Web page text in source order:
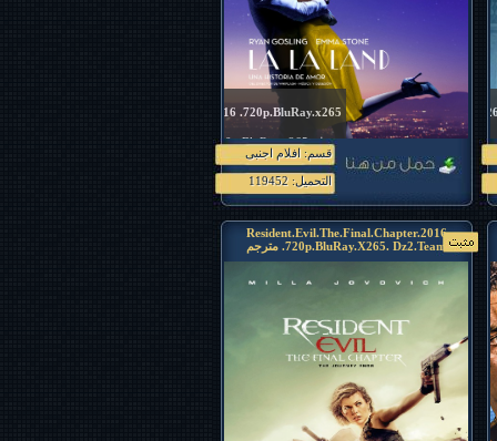
فيلم مولانا لعمرو سعد بجوده 1080p.HD.x265
La.La.Land.2016 .720p.BluRay.x265 مترجم
فيلم La.La.Land.2016 .720p.BluRay.x265
.Dz2.Team مترجمقسم: افلام اجنبى
التحميل: 119452
Resident.Evil.The.Final.Chapter.2016
.720p.BluRay.X265. Dz2.Team مترجم